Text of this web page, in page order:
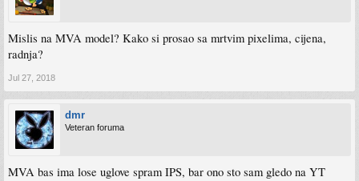
Mislis na MVA model? Kako si prosao sa mrtvim pixelima, cijena,
radnja?
Jul 27, 2018
dmr
Veteran foruma
MVA bas ima lose uglove spram IPS, bar ono sto sam gledo na YT